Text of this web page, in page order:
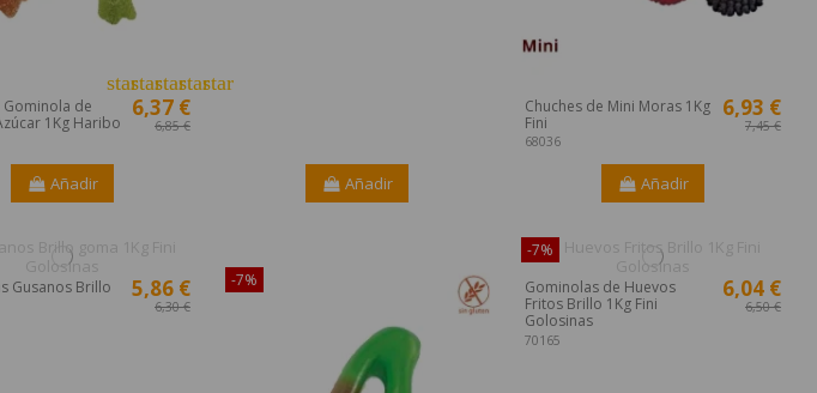
de
1Kg Haribo
6,37 €
6,85 €
starstarstarstarstar
Añadir Añadir
Chuches de Mini Moras 1Kg
Fini
68036
6,93 €
7,45 €
Añadir
Gusanos Brillo
5,86 €
6,30 €
-7%
-7%
Gominolas de Huevos
Fritos Brillo 1Kg Fini
Golosinas
70165
6,04 €
6,50 €